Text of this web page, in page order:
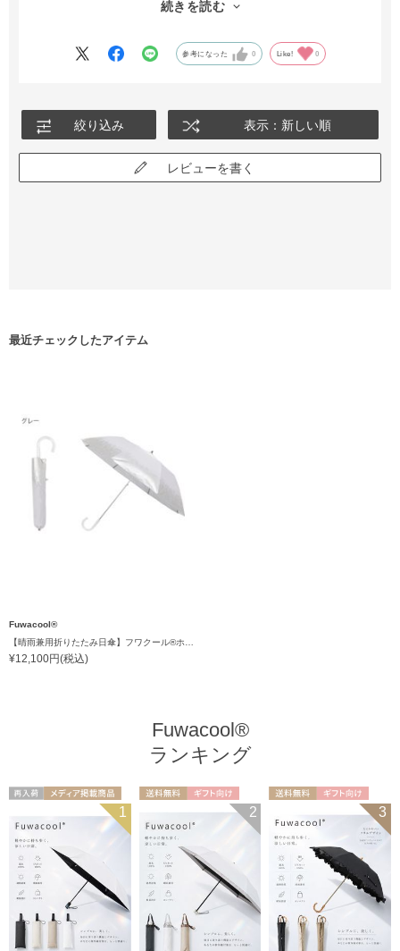
のメーカーなので生地もしっかりしていて中の色も白なのが気に
続きを読む
参考になった 0 Like! 0
絞り込み 表示：新しい順
レビューを書く
最近チェックしたアイテム
Fuwacool®
¥12,100円(税込)
Fuwacool®
ランキング
メディア掲載商 1
ギフト向け
2
ギフト向け
WOMEN
3